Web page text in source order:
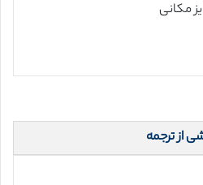
از ترجمه